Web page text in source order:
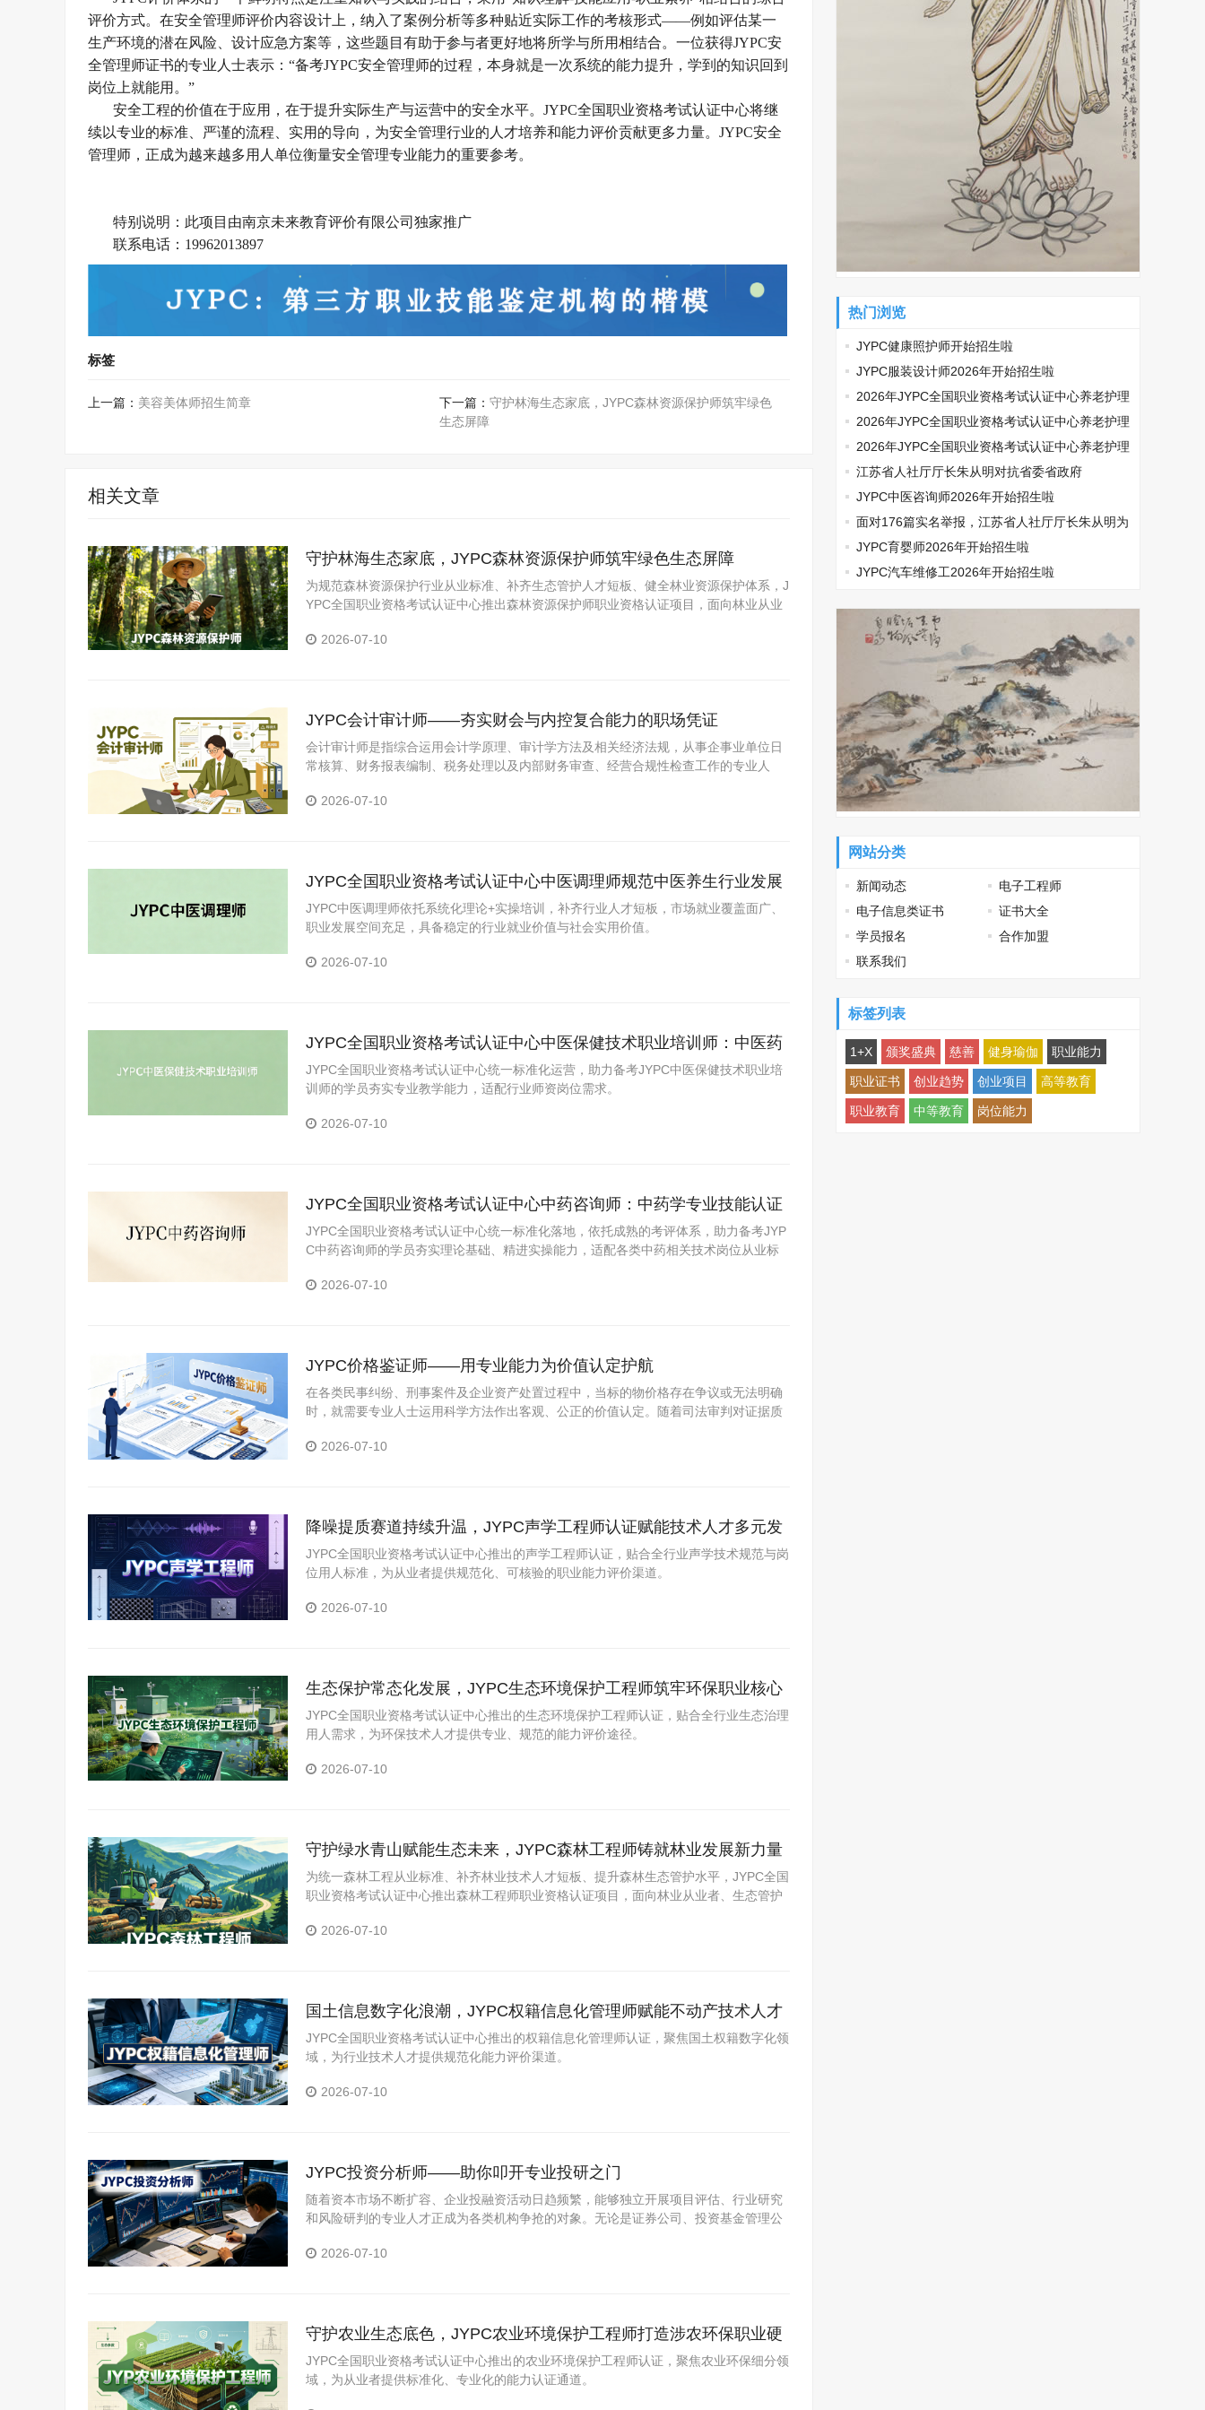
评价方式。在安全管理师评价内容设计上，纳入了案例分析等多种贴近实际工作的考核形式——例如评估某一
生产环境的潜在风险、设计应急方案等，这些题目有助于参与者更好地将所学与所用相结合。一位获得JYPC安
全管理师证书的专业人士表示：“备考JYPC安全管理师的过程，本身就是一次系统的能力提升，学到的知识回到
岗位上就能用。”
安全工程的价值在于应用，在于提升实际生产与运营中的安全水平。 JYPC全国职业资格考试认证中心将继
续以专业的标准、严谨的流程、实用的导向，为安全管理行业的人才培养和能力评价贡献更多力量。JYPC安全
管理师，正成为越来越多用人单位衡量安全管理专业能力的重要参考。
特别说明：此项目由南京未来教育评价有限公司独家推广
联系电话： 19962013897
标签
上一篇： 美容美体师招生简章 下一篇： 守护林海生态家底，JYPC森林资源保护师筑牢绿色
生态屏障
相关文章
守护林海生态家底，JYPC森林资源保护师筑牢绿色生态屏障
为规范森林资源保护行业从业标准、补齐生态管护人才短板、健全林业资源保护体系，J
YPC全国职业资格考试认证中心推出森林资源保护师职业资格认证项目，面向林业从业
面提升森林资源保护专业化水平。
2026-07-10
JYPC会计审计师——夯实财会与内控复合能力的职场凭证
会计审计师是指综合运用会计学原理、审计学方法及相关经济法规，从事企事业单位日
常核算、财务报表编制、税务处理以及内部财务审查、经营合规性检查工作的专业人
司的内部审计部门，都需要既懂做账又懂查账的复合型人才。
2026-07-10
JYPC全国职业资格考试认证中心中医调理师规范中医养生行业发展
新标准
JYPC中医调理师依托系统化理论+实操培训，补齐行业人才短板，市场就业覆盖面广、
职业发展空间充足，具备稳定的行业就业价值与社会实用价值。
2026-07-10
JYPC全国职业资格考试认证中心中医保健技术职业培训师：中医药
教育师资认证
JYPC全国职业资格考试认证中心统一标准化运营，助力备考JYPC中医保健技术职业培
训师的学员夯实专业教学能力，适配行业师资岗位需求。
2026-07-10
JYPC全国职业资格考试认证中心中药咨询师：中药学专业技能认证
JYPC全国职业资格考试认证中心统一标准化落地，依托成熟的考评体系，助力备考JYP
C中药咨询师的学员夯实理论基础、精进实操能力，适配各类中药相关技术岗位从业标
2026-07-10
JYPC价格鉴证师——用专业能力为价值认定护航
在各类民事纠纷、刑事案件及企业资产处置过程中，当标的物价格存在争议或无法明确
时，就需要专业人士运用科学方法作出客观、公正的价值认定。随着司法审判对证据质
证服务的需求也持续增长。
2026-07-10
降噪提质赛道持续升温，JYPC声学工程师认证赋能技术人才多元发
展
JYPC全国职业资格考试认证中心推出的声学工程师认证，贴合全行业声学技术规范与岗
位用人标准，为从业者提供规范化、可核验的职业能力评价渠道。
2026-07-10
生态保护常态化发展，JYPC生态环境保护工程师筑牢环保职业核心
竞争力
JYPC全国职业资格考试认证中心推出的生态环境保护工程师认证，贴合全行业生态治理
用人需求，为环保技术人才提供专业、规范的能力评价途径。
2026-07-10
守护绿水青山赋能生态未来，JYPC森林工程师铸就林业发展新力量
为统一森林工程从业标准、补齐林业技术人才短板、提升森林生态管护水平，JYPC全国
职业资格考试认证中心推出森林工程师职业资格认证项目，面向林业从业者、生态管护
评培育，全面夯实林业人才队伍建设。
2026-07-10
国土信息数字化浪潮，JYPC权籍信息化管理师赋能不动产技术人才
升级
JYPC全国职业资格考试认证中心推出的权籍信息化管理师认证，聚焦国土权籍数字化领
域，为行业技术人才提供规范化能力评价渠道。
2026-07-10
JYPC投资分析师——助你叩开专业投研之门
随着资本市场不断扩容、企业投融资活动日趋频繁，能够独立开展项目评估、行业研究
和风险研判的专业人才正成为各类机构争抢的对象。无论是证券公司、投资基金管理公
理性判断的分析人员。
2026-07-10
守护农业生态底色，JYPC农业环境保护工程师打造涉农环保职业硬
实力
JYPC全国职业资格考试认证中心推出的农业环境保护工程师认证，聚焦农业环保细分领
域，为从业者提供标准化、专业化的能力认证通道。
热门浏览
JYPC健康照护师开始招生啦
JYPC服装设计师2026年开始招生啦
2026年JYPC全国职业资格考试认证中心养老护理
师开始报名啦
2026年JYPC全国职业资格考试认证中心养老护理
师开始报名啦
2026年JYPC全国职业资格考试认证中心养老护理
师开始报名啦
江苏省人社厅厅长朱从明对抗省委省政府
JYPC中医咨询师2026年开始招生啦
面对176篇实名举报，江苏省人社厅厅长朱从明为
何选择沉默
JYPC育婴师2026年开始招生啦
JYPC汽车维修工2026年开始招生啦
网站分类
新闻动态
电子工程师
电子信息类证书
证书大全
学员报名
合作加盟
联系我们
标签列表
1+X 颁奖盛典 慈善 健身瑜伽 职业能力
职业证书 创业趋势 创业项目 高等教育
职业教育 中等教育 岗位能力